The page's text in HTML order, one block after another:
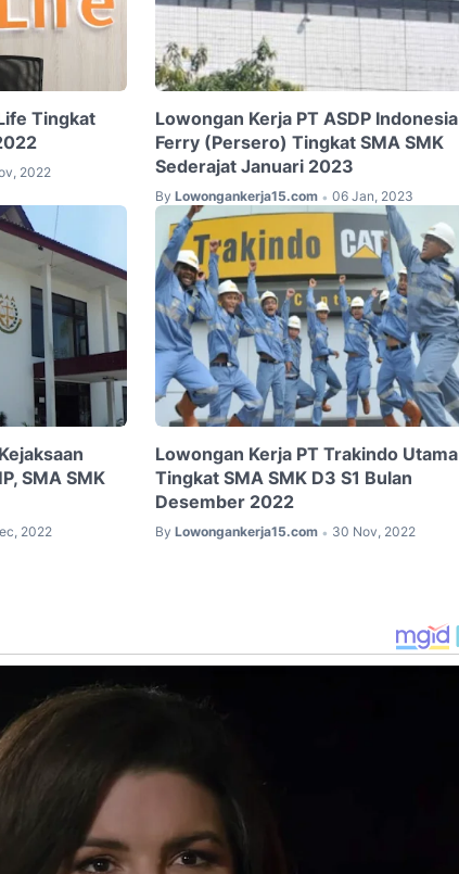
Tingkat
2022
Lowongan Kerja PT ASDP Indonesia
Ferry (Persero) Tingkat SMA SMK
Sederajat Januari 2023
By Lowongankerja15.com • 06 Jan, 2023
SMA SMK
2022
Lowongan Kerja PT Trakindo Utama
Tingkat SMA SMK D3 S1 Bulan
Desember 2022
By Lowongankerja15.com • 30 Nov, 2022